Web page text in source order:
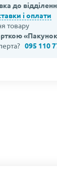
до
і оплати
товару
095 110